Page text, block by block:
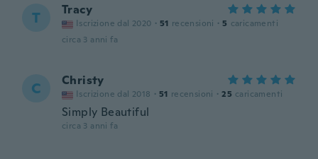
T Tracy
Iscrizione dal 2020 · 51 recensioni · 5 caricamenti
circa 3 anni fa
C Christy
Iscrizione dal 2018 · 51 recensioni · 25 caricamenti
Simply Beautiful
circa 3 anni fa